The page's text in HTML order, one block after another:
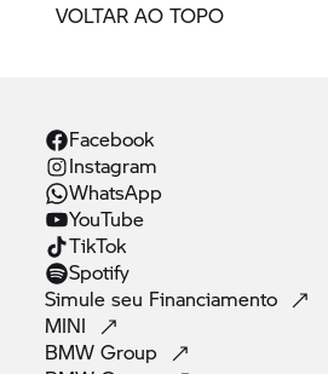
VOLTAR AO TOPO
Facebook
Instagram
WhatsApp
YouTube
TikTok
Spotify
Simule seu Financiamento
MINI
BMWGroup